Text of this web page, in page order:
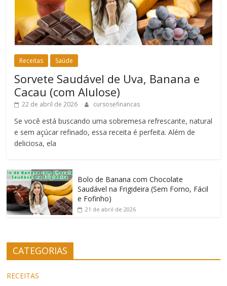
Receitas Saúde
Sorvete Saudável de Uva, Banana e
Cacau (com Alulose)
22 de abril de 2026 cursosefinancas
Se você está buscando uma sobremesa refrescante, natural
e sem açúcar refinado, essa receita é perfeita. Além de
deliciosa, ela
Bolo de Banana com Chocolate
Saudável na Frigideira (Sem Forno, Fácil
e Fofinho)
21 de abril de 2026
CATEGORIAS
RECEITAS